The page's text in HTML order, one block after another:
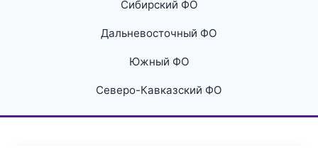
Сибирский ФО
Дальневосточный ФО
Южный ФО
Северо-Кавказский ФО